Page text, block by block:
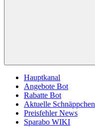
Hauptkanal
Angebote Bot
Rabatte Bot
Aktuelle Schnäppchen
Preisfehler News
Sparabo WIKI